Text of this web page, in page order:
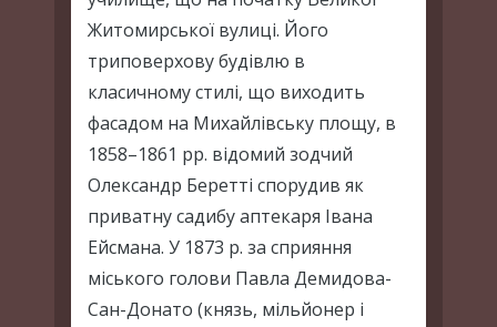
Житомирської вулиці. Його
триповерхову будівлю в
класичному стилі, що виходить
фасадом на Михайлівську площу, в
1858–1861 рр. відомий зодчий
Олександр Беретті спорудив як
приватну садибу аптекаря Івана
Ейсмана. У 1873 р. за сприяння
міського голови Павла Демидова-
Сан-Донато (князь, мільйонер і